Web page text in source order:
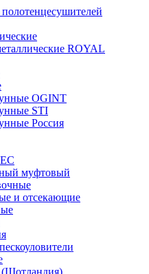
ROYAL
OGINT
STI
Россия
муфтовый
и отсекающие